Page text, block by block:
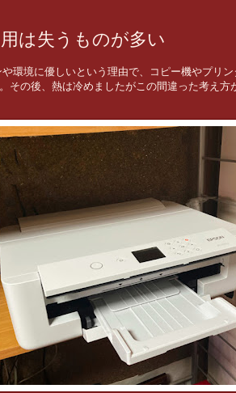
用は失うものが多い
環境に優しいという理由で、コピー機やプリ
その後、熱は冷めましたがこの間違った考え方